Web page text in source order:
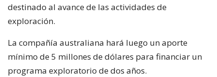
destinado al avance de las actividades de
exploración.
La compañía australiana hará luego un aporte
mínimo de 5 millones de dólares para financiar un
programa exploratorio de dos años.